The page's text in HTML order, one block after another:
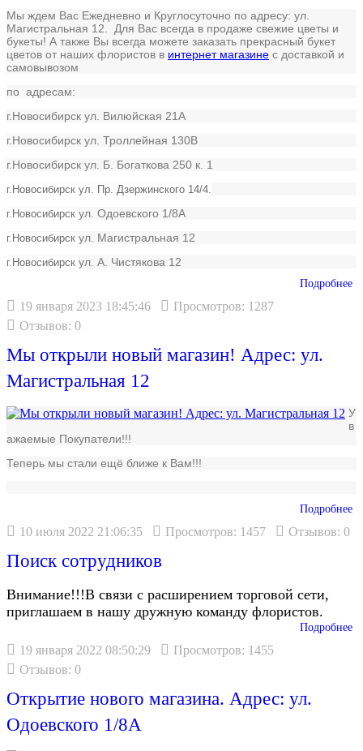
Мы ждем Вас Ежедневно и Круглосуточно по адресу: ул.
Магистральная 12. Для Вас всегда в продаже свежие цветы и
букеты! А также Вы всегда можете заказать прекрасный букет
цветов от наших флористов в интернет магазине с доставкой и
самовывозом
по адресам:
г.Новосибирск ул. Вилюйская 21А
г.Новосибирск ул. Троллейная 130В
г.Новосибирск ул. Б. Богаткова 250 к. 1
г.Новосибирск ул. Пр. Дзержинского 14/4.
г.Новосибирск ул. Одоевского 1/8А
г.Новосибирск ул. Магистральная 12
г.Новосибирск ул. А. Чистякова 12
Подробнее
19 января 2023 18:45:46
Просмотров: 1287
Отзывов: 0
Мы открыли новый магазин! Адрес: ул.
Магистральная 12
У
в
ажаемые Покупатели!!!
Теперь мы стали ещё ближе к Вам!!!
Подробнее
10 июля 2022 21:06:35 Просмотров: 1457 Отзывов: 0
Поиск сотрудников
Внимание!!!В связи с расширением торговой сети,
приглашаем в нашу дружную команду флористов.
Подробнее
19 января 2022 08:50:29
Просмотров: 1455
Отзывов: 0
Открытие нового магазина. Адрес: ул.
Одоевского 1/8А